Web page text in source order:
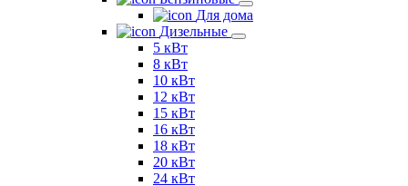
Для дома
Дизельные
5 кВт
8 кВт
10 кВт
12 кВт
15 кВт
16 кВт
18 кВт
20 кВт
24 кВт